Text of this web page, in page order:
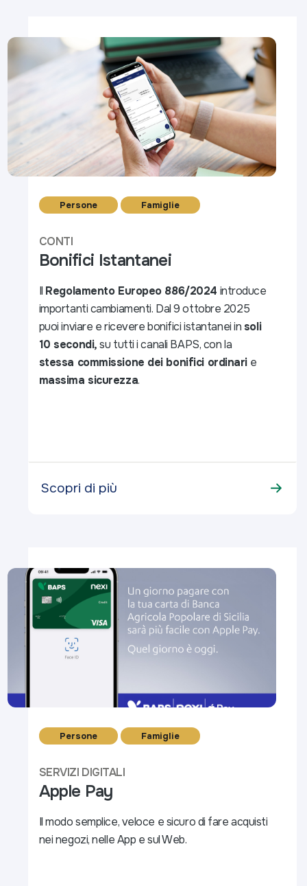
Persone Famiglie
CONTI
Bonifici Istantanei
Il Regolamento Europeo 886/2024 introduce
importanti cambiamenti. Dal 9 ottobre 2025
puoi inviare e ricevere bonifici istantanei insoli
10 secondi,su tutti i canali BAPS, con la
stessa commissione dei bonifici ordinari e
massima sicurezza.
Scopri di più
Persone Famiglie
SERVIZI DIGITALI
Apple Pay
Il modo semplice, veloce e sicuro di fare acquisti
nei negozi, nelle App e sul Web.